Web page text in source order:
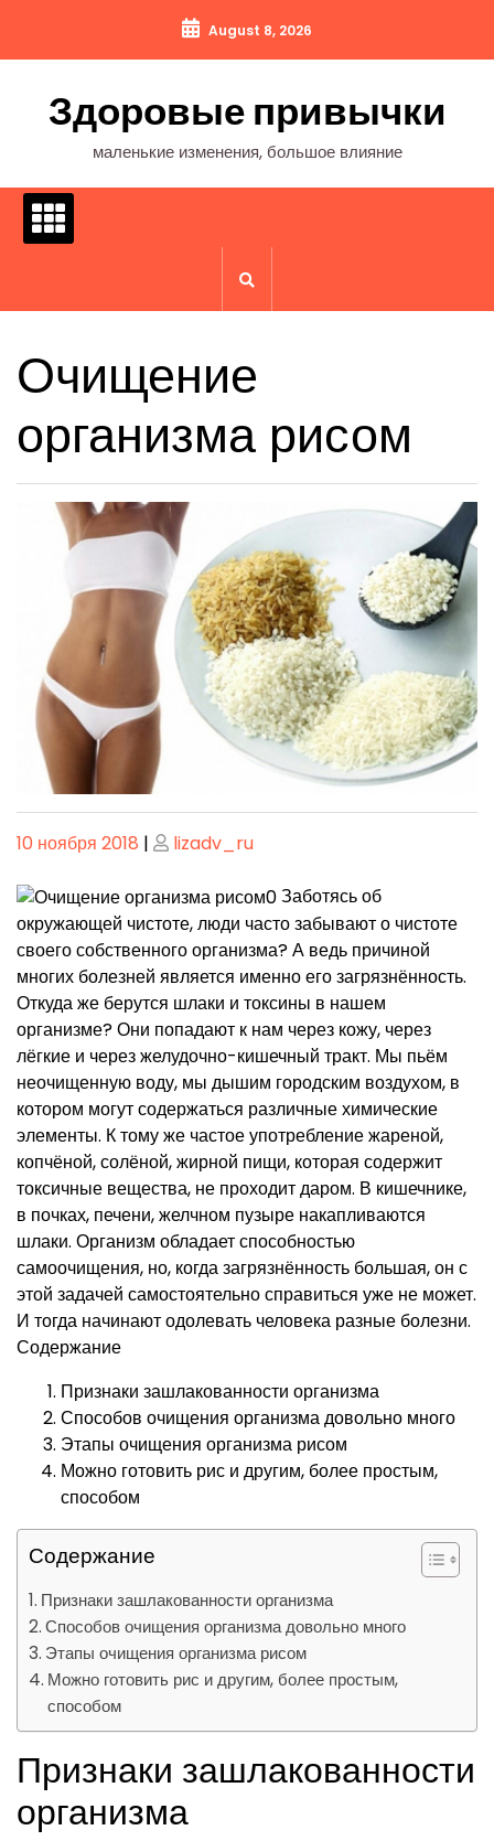
содержимому
August 8, 2026
Здоровые привычки
маленькие изменения, большое влияние
Очищение
организма рисом
Опубликовано
10 ноября 2018 | Опубликовано
lizadv_ru
Заботясь об
окружающей чистоте, люди часто забывают о чистоте
своего собственного организма? А ведь причиной
многих болезней является именно его загрязнённость.
Откуда же берутся шлаки и токсины в нашем
организме? Они попадают к нам через кожу, через
лёгкие и через желудочно-кишечный тракт. Мы пьём
неочищенную воду, мы дышим городским воздухом, в
котором могут содержаться различные химические
элементы. К тому же частое употребление жареной,
копчёной, солёной, жирной пищи, которая содержит
токсичные вещества, не проходит даром. В кишечнике,
в почках, печени, желчном пузыре накапливаются
шлаки. Организм обладает способностью
самоочищения, но, когда загрязнённость большая, он с
этой задачей самостоятельно справиться уже не может.
И тогда начинают одолевать человека разные болезни.
Содержание
Признаки зашлакованности организма
Способов очищения организма довольно много
Этапы очищения организма рисом
Можно готовить рис и другим, более простым,
способом
Содержание
Признаки зашлакованности организма
Способов очищения организма довольно много
Этапы очищения организма рисом
Можно готовить рис и другим, более простым,
способом
Признаки зашлакованности
организма